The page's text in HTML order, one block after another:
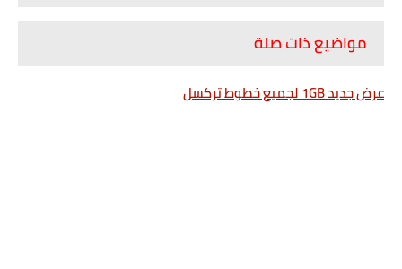
مواضيع ذات صلة
عرض جديد 1GB لجميع خطوط تركسل